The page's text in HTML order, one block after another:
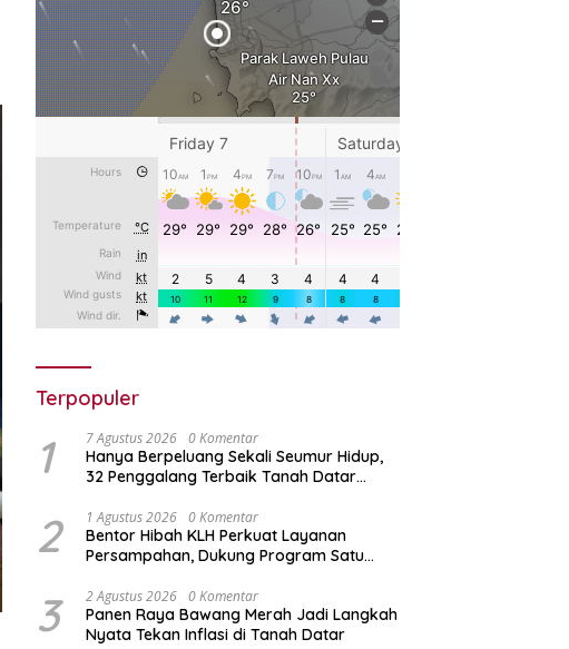
Terpopuler
1 7 Agustus 2026 0 Komentar
Hanya Berpeluang Sekali Seumur Hidup,
32 Penggalang Terbaik Tanah Datar
2 1 Agustus 2026 0 Komentar
Bentor Hibah KLH Perkuat Layanan
Persampahan, Dukung Program Satu
3 2 Agustus 2026 0 Komentar
Panen Raya Bawang Merah Jadi Langkah
Nyata Tekan Inflasi di Tanah Datar